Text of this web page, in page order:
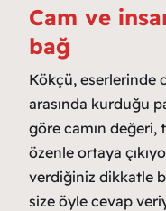
Cam ve
bağ
Kökçü, eserlerinde
arasında kurduğu
göre camın değeri,
özenle ortaya
verdiğiniz dikkatle
size öyle cevap